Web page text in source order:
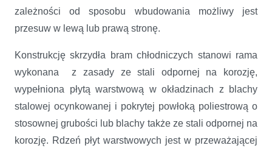
zależności od sposobu wbudowania możliwy jest
przesuw w lewą lub prawą stronę.
Konstrukcję skrzydła bram chłodniczych stanowi rama
wykonana z zasady ze stali odpornej na korozję,
wypełniona płytą warstwową w okładzinach z blachy
stalowej ocynkowanej i pokrytej powłoką poliestrową o
stosownej grubości lub blachy także ze stali odpornej na
korozję. Rdzeń płyt warstwowych jest w przeważającej